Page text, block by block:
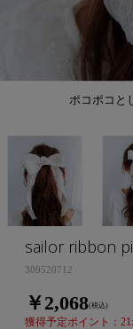
ポコポコと
sailor ribbon
309520712
￥2,068(税込)
獲得予定ポイント：21